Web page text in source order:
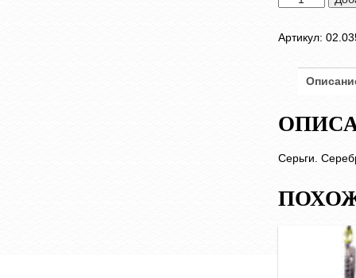
товара
"Золотое
Артикул:
Серьги.